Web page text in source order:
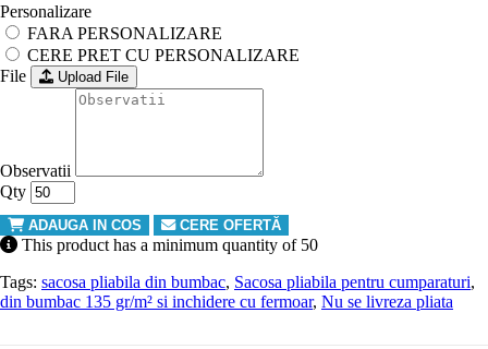
Personalizare
FARA PERSONALIZARE
CERE PRET CU PERSONALIZARE
File
Upload File
Observatii
Qty
ADAUGA IN COS CERE OFERTĂ
This product has a minimum quantity of 50
Tags: sacosa pliabila din bumbac, Sacosa pliabila pentru cumparaturi,
din bumbac 135 gr/m² si inchidere cu fermoar, Nu se livreza pliata